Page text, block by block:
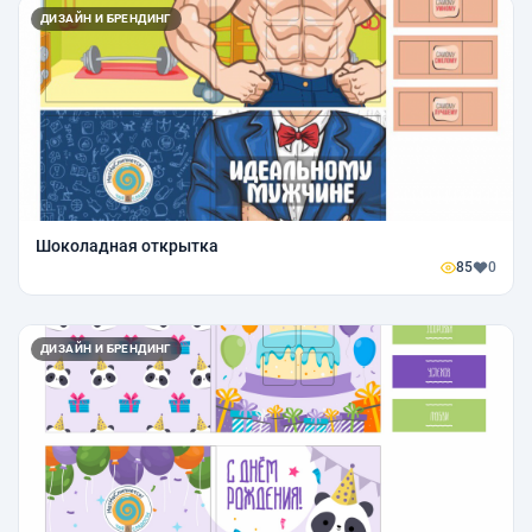
ДИЗАЙН И БРЕНДИНГ
Шоколадная открытка
85 0
ДИЗАЙН И БРЕНДИНГ